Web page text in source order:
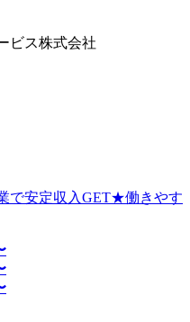
ビス株式会社
で安定収入GET★働きやす